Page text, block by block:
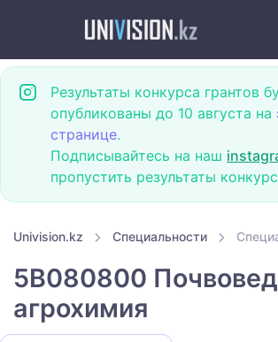
Результаты конкурса грантов
опубликованы до 10 августа на
странице.
Подписывайтесь на наш
пропустить результаты
Univision.kz Специальности
5B080800
агрохимия